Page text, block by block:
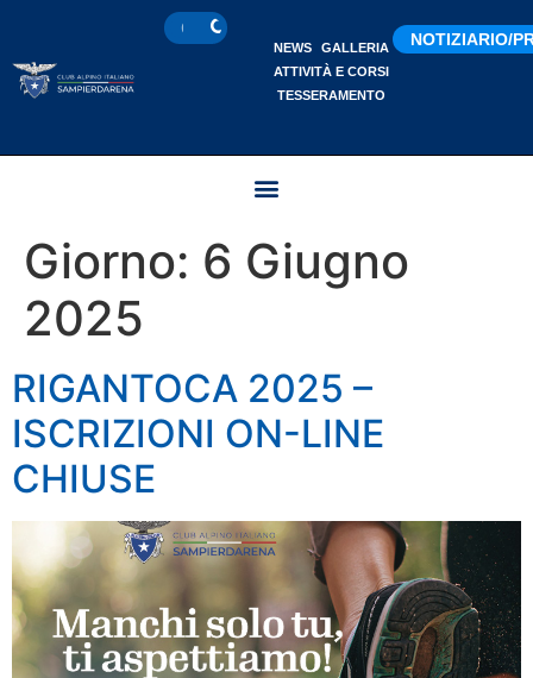
NEWS
GALLERIA
ATTIVITÀ E CORSI
TESSERAMENTO
NOTIZIARIO/
Giorno: 6 Giugno
2025
RIGANTOCA 2025 –
ISCRIZIONI ON-LINE
CHIUSE